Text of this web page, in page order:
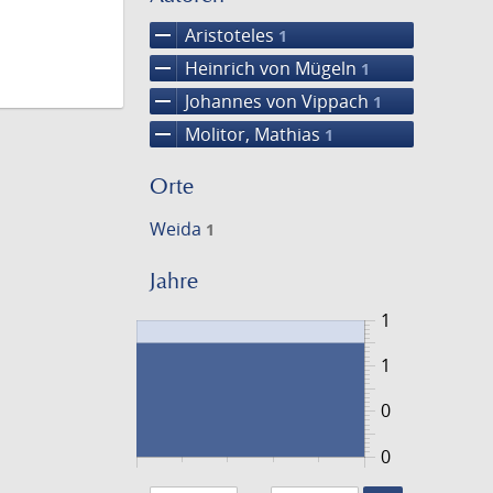
remove Aristoteles 1
remove Heinrich von Mügeln 1
remove Johannes von Vippach 1
remove Molitor, Mathias 1
Orte
Weida 1
Jahre
0
1
0
1
1463
1464